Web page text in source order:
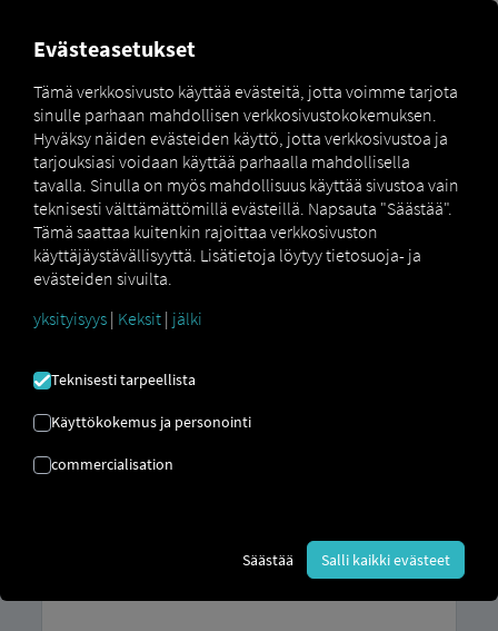
Marketplace Connectors CO3 Connect
CO3 CONNECT
Ulkoisen palveluntarjoajan integrointi
Onko sinulla tämän merkin ajoneuvoja
alustalleja näytä niiden sijainnit
vähintään yhden yhteensopivan
vaiheittaiset ohjeemmesiitä,
helposti liittää ajoneuvosi
Evästeasetukset
Tämä verkkosivusto käyttää evästeitä, jotta voimme tarjota
sinulle parhaan mahdollisen verkkosivustokokemuksen.
Hyväksy näiden evästeiden käyttö, jotta verkkosivustoa ja
tarjouksiasi voidaan käyttää parhaalla mahdollisella
tavalla. Sinulla on myös mahdollisuus käyttää sivustoa vain
teknisesti välttämättömillä evästeillä. Napsauta "Säästää".
Tämä saattaa kuitenkin rajoittaa verkkosivuston
käyttäjäystävällisyyttä. Lisätietoja löytyy tietosuoja- ja
evästeiden sivuilta.
yksityisyys | Keksit | jälki
Teknisesti tarpeellista
Käyttökokemus ja personointi
commercialisation
Säästää Salli kaikki evästeet